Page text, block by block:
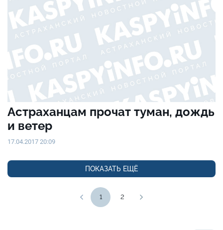
Астраханцам прочат туман, дождь
и ветер
17.04.2017 20:09
ПОКАЗАТЬ ЕЩЁ
1 2